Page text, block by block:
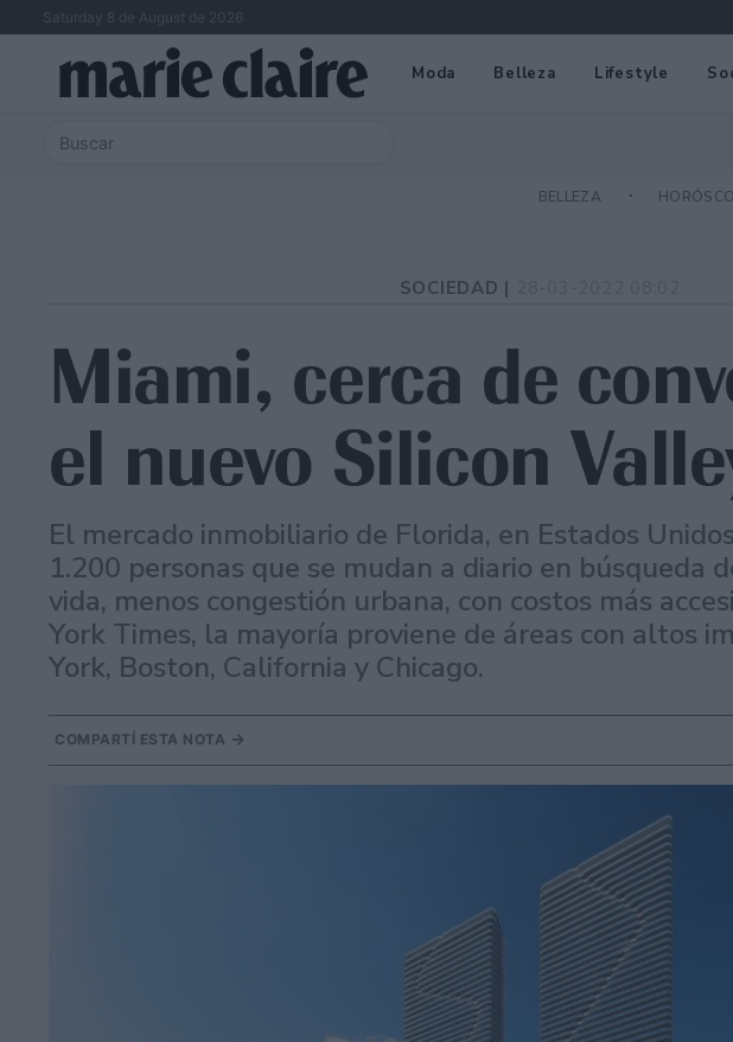
Saturday 8 de August de 2026
Moda Belleza Lifestyle
BELLEZA
SOCIEDAD |
Miami, cerca de
el nuevo Silicon
El mercado inmobiliario de Florida, en Estados
1.200 personas que se mudan a diario en búsqueda
vida, menos congestión urbana, con costos más
York Times, la mayoría proviene de áreas con altos
York, Boston, California y Chicago.
COMPARTÍ ESTA NOTA